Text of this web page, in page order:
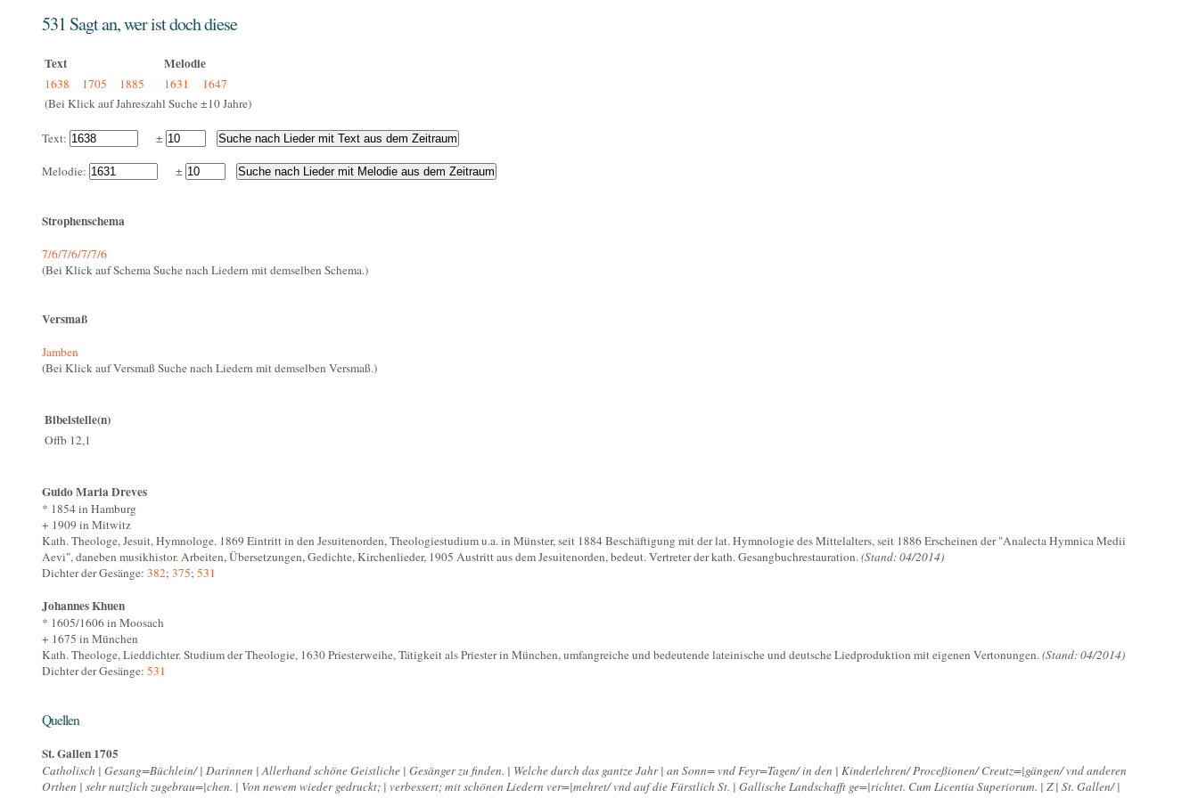
531 Sagt an, wer ist doch diese
Text Melodie
1638 1705 1885 1631
1647
(Bei Klick auf Jahreszahl Suche ±10 Jahre)
Text: ±
Melodie: ±
Strophenschema
7/6/7/6/7/7/6
(Bei Klick auf Schema Suche nach Liedern mit demselben Schema.)
Versmaß
Jamben
(Bei Klick auf Versmaß Suche nach Liedern mit demselben Versmaß.)
Bibelstelle(n)
Offb 12,1
Guido Maria Dreves
* 1854 in Hamburg
+ 1909 in Mitwitz
Kath. Theologe, Jesuit, Hymnologe. 1869 Eintritt in den Jesuitenorden, Theologiestudium u.a. in Münster, seit 1884 Beschäftigung mit der lat. Hymnologie des Mittelalters, seit 1886 Erscheinen der "Analecta Hymnica Medii
Aevi", daneben musikhistor. Arbeiten, Übersetzungen, Gedichte, Kirchenlieder, 1905 Austritt aus dem Jesuitenorden, bedeut. Vertreter der kath. Gesangbuchrestauration.(Stand: 04/2014)
Dichter der Gesänge:382;375;531
Johannes Khuen
* 1605/1606 in Moosach
+ 1675 in München
Kath. Theologe, Lieddichter. Studium der Theologie, 1630 Priesterweihe, Tätigkeit als Priester in München, umfangreiche und bedeutende lateinische und deutsche Liedproduktion mit eigenen Vertonungen.(Stand: 04/2014)
Dichter der Gesänge:531
Quellen
St. Gallen 1705
Catholisch | Gesang=Büchlein/ | Darinnen | Allerhand schöne Geistliche | Gesänger zu finden. | Welche durch das gantze Jahr | an Sonn= vnd Feyr=Tagen/ in den | Kinderlehren/ Proceßionen/ Creutz=|gängen/ vnd anderen
Orthen | sehr nutzlich zugebrau=|chen. | Von newem wieder gedruckt; | verbessert; mit schönen Liedern ver=|mehret/ vnd auf die Fürstlich St. | Gallische Landschafft ge=|richtet. Cum Licentia Superiorum. | Z | St. Gallen/ |